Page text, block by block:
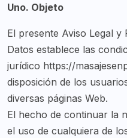
Uno. Objeto
El presente Aviso Legal
Datos establece las
jurídico https://
disposición de los
diversas páginas Web.
El hecho de continuar la
el uso de cualquiera de